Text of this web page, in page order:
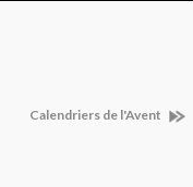
Calendriers de l'Avent